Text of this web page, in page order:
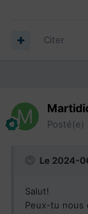
Citer
Posté(e)
Le 2024-
Salut!
Peux-tu nous